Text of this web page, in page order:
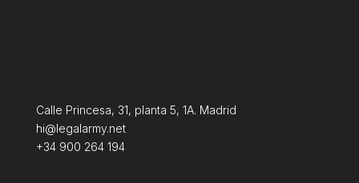
Calle Princesa, 31, planta 5, 1A. Madrid
hi@legalarmy.net
+34 900 264 194